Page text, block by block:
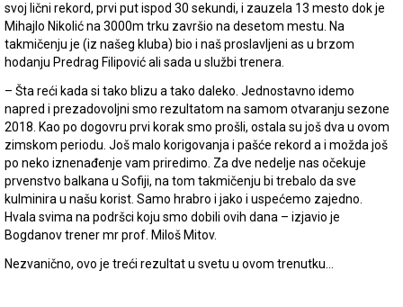
svoj lični rekord, prvi put ispod 30 sekundi, i zauzela 13 mesto dok je
Mihajlo Nikolić na 3000m trku završio na desetom mestu. Na
takmičenju je (iz našeg kluba) bio i naš proslavljeni as u brzom
hodanju Predrag Filipović ali sada u službi trenera.
– Šta reći kada si tako blizu a tako daleko. Jednostavno idemo
napred i prezadovoljni smo rezultatom na samom otvaranju sezone
2018. Kao po dogovru prvi korak smo prošli, ostala su još dva u ovom
zimskom periodu. Još malo korigovanja i pašće rekord a i možda još
po neko iznenađenje vam priredimo. Za dve nedelje nas očekuje
prvenstvo balkana u Sofiji, na tom takmičenju bi trebalo da sve
kulminira u našu korist. Samo hrabro i jako i uspećemo zajedno.
Hvala svima na podršci koju smo dobili ovih dana – izjavio je
Bogdanov trener mr prof. Miloš Mitov.
Nezvanično, ovo je treći rezultat u svetu u ovom trenutku…